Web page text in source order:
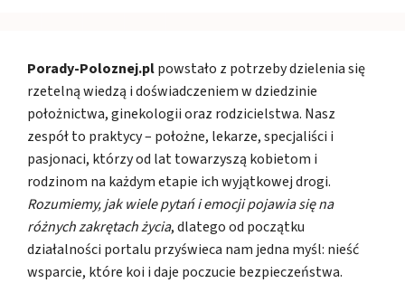
Porady-Poloznej.plpowstało z potrzeby dzielenia się
rzetelną wiedzą i doświadczeniem w dziedzinie
położnictwa, ginekologii oraz rodzicielstwa. Nasz
zespół to praktycy – położne, lekarze, specjaliści i
pasjonaci, którzy od lat towarzyszą kobietom i
rodzinom na każdym etapie ich wyjątkowej drogi.
Rozumiemy, jak wiele pytań i emocji pojawia się na
różnych zakrętach życia, dlatego od początku
działalności portalu przyświeca nam jedna myśl: nieść
wsparcie, które koi i daje poczucie bezpieczeństwa.